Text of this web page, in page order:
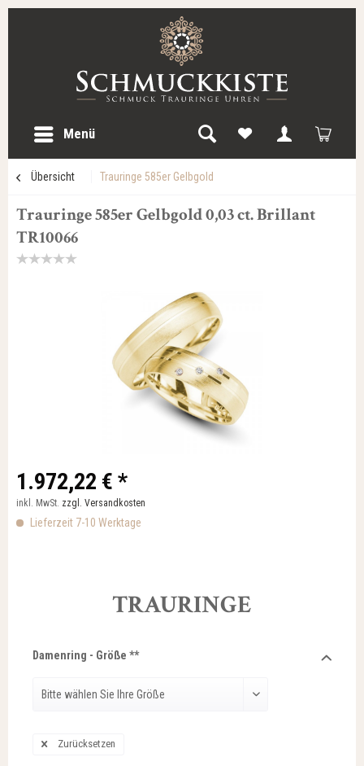
Menü
Übersicht Trauringe 585er Gelbgold
Trauringe 585er Gelbgold 0,03 ct. Brillant
TR10066
1.972,22 € *
inkl. MwSt. zzgl. Versandkosten
Lieferzeit 7-10 Werktage
TRAURINGE
Damenring - Größe **
Zurücksetzen